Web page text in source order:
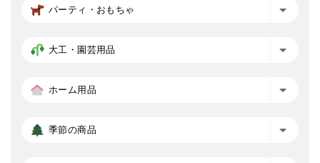
パーティ・おもちゃ
大工・園芸用品
ホーム用品
季節の商品